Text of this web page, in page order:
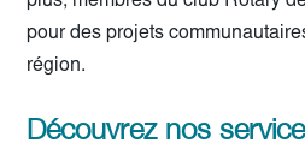
pour des projets
région.
Découvrez nos